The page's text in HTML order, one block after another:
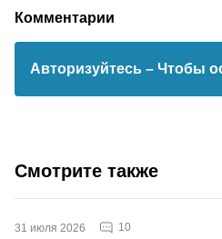
Комментарии
Авторизуйтесь – Чтобы
Смотрите также
31 июля 2026 10